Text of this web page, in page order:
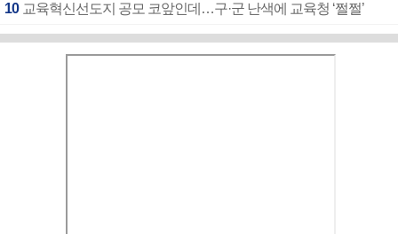
10 교육혁신선도지 공모 코앞인데…구·군 난색에 교육청 ‘쩔쩔’